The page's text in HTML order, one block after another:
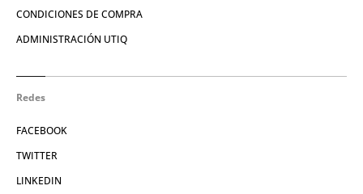
CONDICIONES DE COMPRA
ADMINISTRACIÓN UTIQ
Redes
FACEBOOK
TWITTER
LINKEDIN